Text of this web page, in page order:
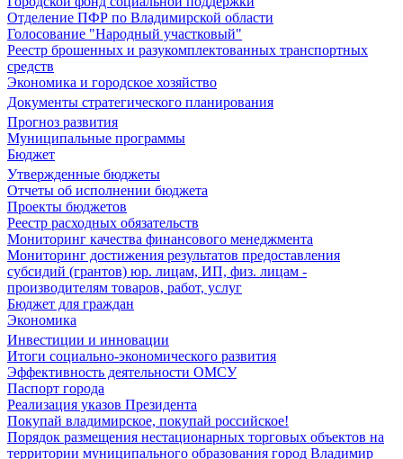
Отделение ПФР по Владимирской области
Голосование "Народный участковый"
Реестр брошенных и разукомплектованных транспортных
средств
Экономика и городское хозяйство
Документы стратегического планирования
Прогноз развития
Муниципальные программы
Бюджет
Утвержденные бюджеты
Отчеты об исполнении бюджета
Проекты бюджетов
Реестр расходных обязательств
Мониторинг качества финансового менеджмента
Мониторинг достижения результатов предоставления
субсидий (грантов) юр. лицам, ИП, физ. лицам -
производителям товаров, работ, услуг
Бюджет для граждан
Экономика
Инвестиции и инновации
Итоги социально-экономического развития
Эффективность деятельности ОМСУ
Паспорт города
Реализация указов Президента
Покупай владимирское, покупай российское!
Порядок размещения нестационарных торговых объектов на
территории муниципального образования город Владимир